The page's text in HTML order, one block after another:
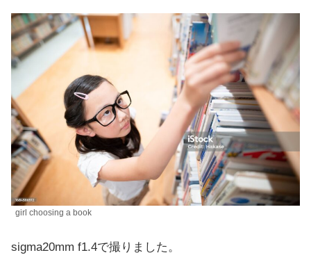
girl choosing a book
sigma20mm f1.4で撮りました。